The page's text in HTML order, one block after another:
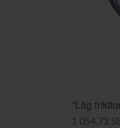
"Låg
1 054,73